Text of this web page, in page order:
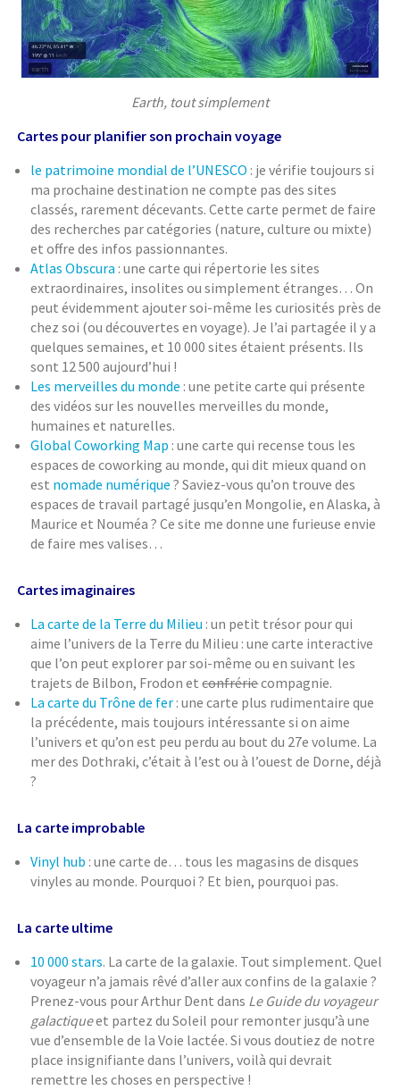
Earth, tout simplement
Cartes pour planifier son prochain voyage
le patrimoine mondial de l’UNESCO : je vérifie toujours si
ma prochaine destination ne compte pas des sites
classés, rarement décevants. Cette carte permet de faire
des recherches par catégories (nature, culture ou mixte)
et offre des infos passionnantes.
Atlas Obscura : une carte qui répertorie les sites
extraordinaires, insolites ou simplement étranges… On
peut évidemment ajouter soi-même les curiosités près de
chez soi (ou découvertes en voyage). Je l’ai partagée il y a
quelques semaines, et 10 000 sites étaient présents. Ils
sont 12 500 aujourd’hui !
Les merveilles du monde : une petite carte qui présente
des vidéos sur les nouvelles merveilles du monde,
humaines et naturelles.
Global Coworking Map : une carte qui recense tous les
espaces de coworking au monde, qui dit mieux quand on
est nomade numérique ? Saviez-vous qu’on trouve des
espaces de travail partagé jusqu’en Mongolie, en Alaska, à
Maurice et Nouméa ? Ce site me donne une furieuse envie
de faire mes valises…
Cartes imaginaires
La carte de la Terre du Milieu : un petit trésor pour qui
aime l’univers de la Terre du Milieu : une carte interactive
que l’on peut explorer par soi-même ou en suivant les
trajets de Bilbon, Frodon etconfrériecompagnie.
La carte du Trône de fer : une carte plus rudimentaire que
la précédente, mais toujours intéressante si on aime
l’univers et qu’on est peu perdu au bout du 27e volume. La
mer des Dothraki, c’était à l’est ou à l’ouest de Dorne, déjà
?
La carte improbable
Vinyl hub : une carte de… tous les magasins de disques
vinyles au monde. Pourquoi ? Et bien, pourquoi pas.
La carte ultime
10 000 stars. La carte de la galaxie. Tout simplement. Quel
voyageur n’a jamais rêvé d’aller aux confins de la galaxie ?
Prenez-vous pour Arthur Dent dans Le Guide du voyageur
galactiqueet partez du Soleil pour remonter jusqu’à une
vue d’ensemble de la Voie lactée. Si vous doutiez de notre
place insignifiante dans l’univers, voilà qui devrait
remettre les choses en perspective !